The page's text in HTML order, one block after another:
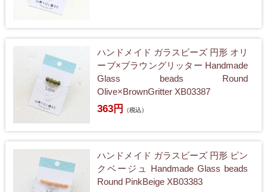
ハンドメイド ガラスビーズ 円形 オリ
ーブ×ブラウングリッター Handmade
Glass beads Round
Olive×BrownGritter XB03387
363円 （税込）
ハンドメイド ガラスビーズ 円形 ピン
クベージュ Handmade Glass beads
Round PinkBeige XB03383